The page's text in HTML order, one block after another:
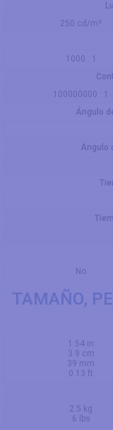
250 cd/m²
1000 : 1
100000000 : 1
Ángulo
Ángulo
No
TAMAÑO,
1.54 in
3.9 cm
39 mm
0.13 ft
2.5 kg
6 lbs